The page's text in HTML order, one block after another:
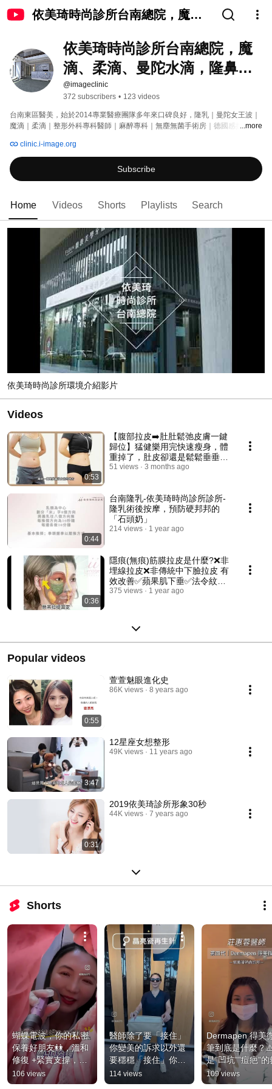
依美琦時尚診所台南總院，魔
美、鳳凰電波、海芙音波
依美琦時尚診所台南總院，魔
滴、柔滴、曼陀水滴，隆鼻、
醫美、鳳凰電波、海芙音波
@imageclinic
372 subscribers • 123 videos
台南東區醫美，始於2014專業醫療團隊多年來口碑良好，隆乳｜曼陀女王波｜
魔滴｜柔滴｜整形外科專科醫師｜麻醉專科｜無塵無菌手術房｜德國感控設備
...more
clinic.i-image.org
Subscribe
Home Videos Shorts Playlists Search
依美琦時尚診所環境介紹影片
Videos
0:53
【腹部拉皮➡️肚肚鬆弛皮膚一鍵
歸位】猛健樂用完快速瘦身，體
重掉了，肚皮卻還是鬆鬆垂垂？
產後撐開、快速減重、年齡流失
51 views 3 months ago
0:44
台南隆乳-依美琦時尚診所診所-
隆乳術後按摩，預防硬邦邦的
「石頭奶」
214 views 1 year ago
0:36
隱痕(無痕)筋膜拉皮是什麼?❌非
埋線拉皮❌非傳統中下臉拉皮 有
效改善✅蘋果肌下垂✅法令紋✅
中臉鬆弛👑傷口隱痕👑恢復期短
375 views 1 year ago
Popular videos
0:55
萱萱魅眼進化史
86K views 8 years ago
3:47
12星座女想整形
49K views 11 years ago
0:31
2019依美琦診所形象30秒
44K views 7 years ago
Shorts
蝴蝶電波，你的私密
保養好朋友👭，溫和
修復 +緊實支撐，一
次保養效果維持10-
12個月，獨特A.C.E
106 views
醫師除了要「接住」
你變美的訴求以外還
要穩穩「接住」你的
不安。療程前評估、
診斷療程中細膩精
114 views
Dermapen 得美
筆到底是什麼？
是”凹坑””痘疤”的
星⁉️
109 views